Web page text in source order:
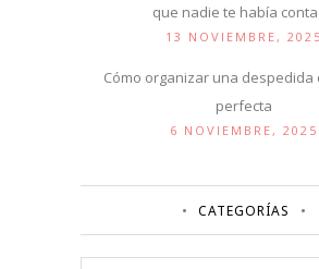
que nadie te había
13 NOVIEMBRE, 2025
Cómo organizar una despedida
perfecta
6 NOVIEMBRE, 2025
CATEGORÍAS